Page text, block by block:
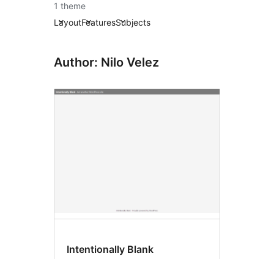
1 theme
LayoutFeaturesSubjects
Author: Nilo Velez
Intentionally Blank